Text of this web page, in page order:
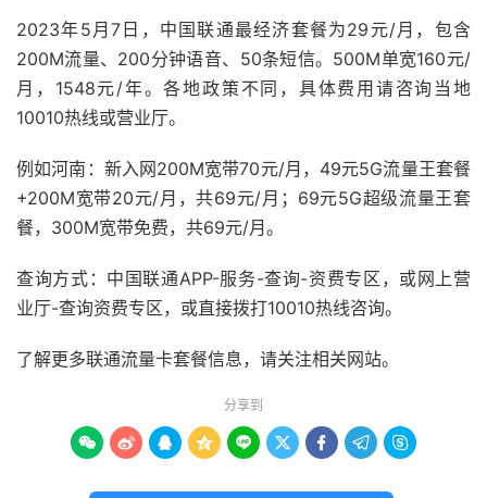
2023年5月7日，中国联通最经济套餐为29元/月，包含
200M流量、200分钟语音、50条短信。500M单宽160元/
月，1548元/年。各地政策不同，具体费用请咨询当地
10010热线或营业厅。
例如河南：新入网200M宽带70元/月，49元5G流量王套餐
+200M宽带20元/月，共69元/月；69元5G超级流量王套
餐，300M宽带免费，共69元/月。
查询方式：中国联通APP-服务-查询-资费专区，或网上营
业厅-查询资费专区，或直接拨打10010热线咨询。
了解更多联通流量卡套餐信息，请关注相关网站。
分享到
        